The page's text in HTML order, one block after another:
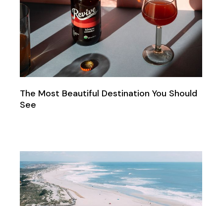
The Most Beautiful Destination You Should
See